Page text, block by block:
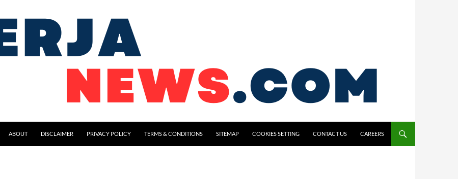
ABOUT DISCLAIMER PRIVACY POLICY TERMS & CONDITIONS SITEMAP COOKIES SETTING CONTACT US CAREERS